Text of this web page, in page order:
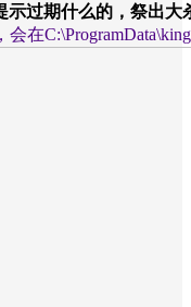
过期什么的，祭出
在